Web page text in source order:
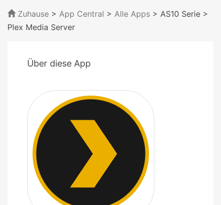
Zuhause > App Central > Alle Apps > AS10 Serie >
Plex Media Server
Über diese App